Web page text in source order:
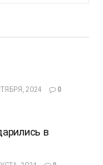
2024 0
в